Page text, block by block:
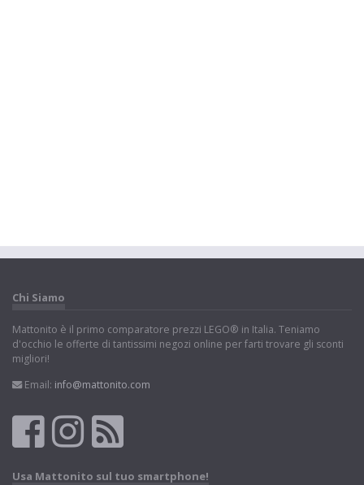
Chi Siamo
Mattonito è il primo comparatore prezzi LEGO® in Italia. Teniamo
d'occhio le offerte di tantissimi negozi online per farti trovare gli sconti
migliori!
Email: info@mattonito.com
Usa Mattonito sul tuo smartphone!